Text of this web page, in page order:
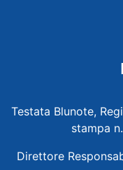
Testata Blunote,
stampa
Direttore